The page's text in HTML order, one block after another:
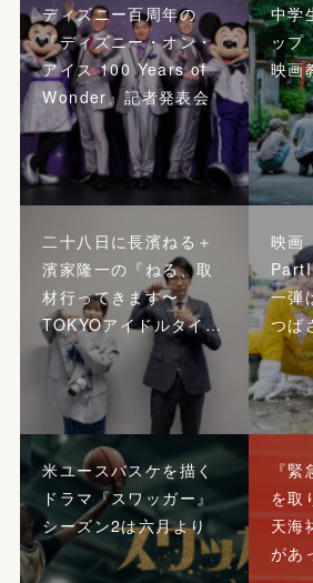
ディズニー百周年の
『ディズニー・オン・
アイス 100 Years of
Wonder』記者発表会
中学
ップ
映画
二十八日に長濱ねる＋
濱家隆一の『ねる、取
材行ってきます〜
TOKYOアイドルタイ…
映画
一弾
つば
米ユースバスケを描く
ドラマ『スワッガー』
シーズン2は六月より
『
を取
天海
があ